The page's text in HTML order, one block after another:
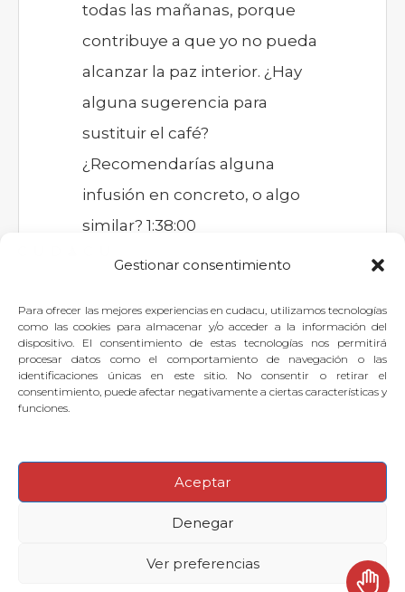
Gestionar consentimiento
Para ofrecer las mejores experiencias en cudacu, utilizamos tecnologías
como las cookies para almacenar y/o acceder a la información del
dispositivo. El consentimiento de estas tecnologías nos permitirá
procesar datos como el comportamiento de navegación o las
identificaciones únicas en este sitio. No consentir o retirar el
consentimiento, puede afectar negativamente a ciertas características y
funciones.
Aceptar
Denegar
Ver preferencias
todas las mañanas, porque
contribuye a que yo no pueda
alcanzar la paz interior. ¿Hay
alguna sugerencia para
sustituir el café?
¿Recomendarías alguna
infusión en concreto, o algo
similar? 1:38:00
Si quieres dejar tu pregunta para
el experto, puedesidentificarteo
suscribirte.
© 2026
Contactar con Soporte Cudacu